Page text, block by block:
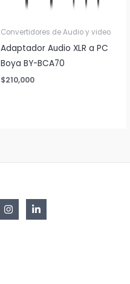
Convertidores de Audio y video
Adaptador Audio XLR a PC
Boya BY-BCA70
$210,000